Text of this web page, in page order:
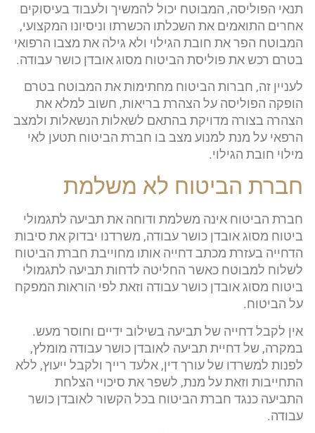
תנאי הפוליסה, המבוטח יכול להמשיך ולעבוד בעיסוקים
אחרים התואמים את השכלתו הכשרתו וניסיונו המקצועי,
המבוטח הפר את חובת הגילוי ולא גילה את מצבו הרפואי
בטרם רכש את פוליסת הביטוח מסוג אובדן כושר עבודה.
לעניין זה, חברות הביטוח מחתימות את המבוטח בטרם
הופקה הפוליסה על הצהרת בריאות, חשוב למלא את
הצהרה בצורה מדויקת בהתאם לשאלות הנשאלות ולמצב
הרפאי על מנת למנוע מצב בו חברת הביטוח תטען לאי
מילוי חובת הגילוי.
חברת הביטוח לא משלמת
חברת הביטוח אינה משלמת ודוחה את תביעה לתגמולי
ביטוח מסוג אובדן כושר עבודה, משרדנו יבדוק את סיבות
הדחייה בעזרת מכתב דחייה אותו מחוייבת חברת הביטוח
לשלוח למבוטח כאשר החליטה לדחות תביעה לתגמולי
ביטוח מסוג אובדן כושר עבודה וזאת לפי הוראות המפקח
על הביטוח.
אין לקבל דחייה של תביעה בשילוב ידיים וחוסר מעש.
במקרה, של דחיית תביעה לאובדן כושר עבודה מומלץ,
לפנות למשרדו של עורך דין, אלעד רייך ולקבל ייעוץ, ללא
התחייבות וזאת על מנת, לשפר את סיכויי הצלחת
התביעה כנגד חברת הביטוח בכל הקשור לאובדן כושר
עבודה.